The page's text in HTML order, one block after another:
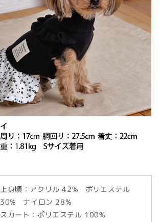
上身頃：アクリル 42% ポリエステル
30% ナイロン 28%
スカート：ポリエステル 100%